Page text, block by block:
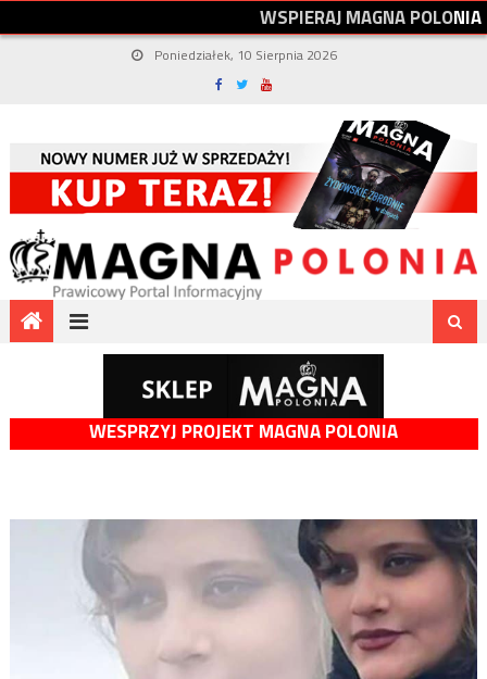
WSPIERAJMAGNAPOLONIA
Poniedziałek, 10 Sierpnia 2026
WESPRZYJ PROJEKT MAGNA POLONIA